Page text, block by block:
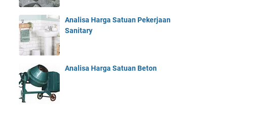
Analisa Harga Satuan Pekerjaan
Sanitary
Analisa Harga Satuan Beton